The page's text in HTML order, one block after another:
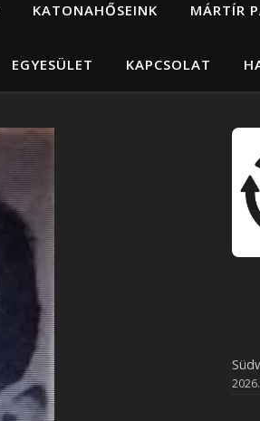
KATONAHŐSEINK MÁRTÍR
EGYESÜLET KAPCSOLAT